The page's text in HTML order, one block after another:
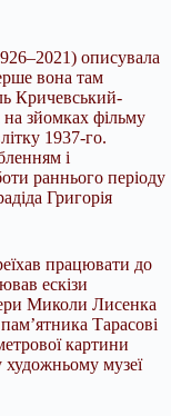
описувала
вона там
Кричевський-
зйомках фільму
1937-го.
і
раннього періоду
Григорія
працювати до
ескізи
Миколи Лисенка
Тарасові
картини
музеї